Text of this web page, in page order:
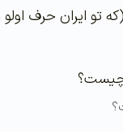
(که تو ایران حرف